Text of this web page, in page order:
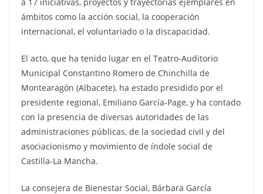
ámbitos como la acción social, la cooperación
internacional, el voluntariado o la discapacidad.
El acto, que ha tenido lugar en el Teatro-Auditorio
Municipal Constantino Romero de Chinchilla de
Montearagón (Albacete), ha estado presidido por el
presidente regional, Emiliano García-Page, y ha contado
con la presencia de diversas autoridades de las
administraciones públicas, de la sociedad civil y del
asociacionismo y movimiento de índole social de
Castilla-La Mancha.
La consejera de Bienestar Social, Bárbara García